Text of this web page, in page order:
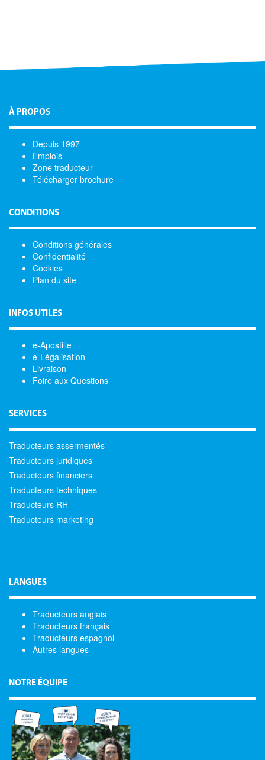
À PROPOS
Depuis 1997
Emplois
Zone traducteur
Télécharger brochure
CONDITIONS
Conditions générales
Confidentialité
Cookies
Plan du site
INFOS UTILES
e-Apostille
e-Légalisation
Livraison
Foire aux Questions
SERVICES
Traducteurs assermentés
Traducteurs juridiques
Traducteurs financiers
Traducteurs techniques
Traducteurs RH
Traducteurs marketing
LANGUES
Traducteurs anglais
Traducteurs français
Traducteurs espagnol
Autres langues
NOTRE ÉQUIPE